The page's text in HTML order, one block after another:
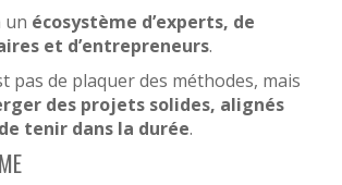
un écosystème d’experts, de
et d’entrepreneurs.
pas de plaquer des méthodes, mais
des projets solides, alignés
tenir dans la durée.